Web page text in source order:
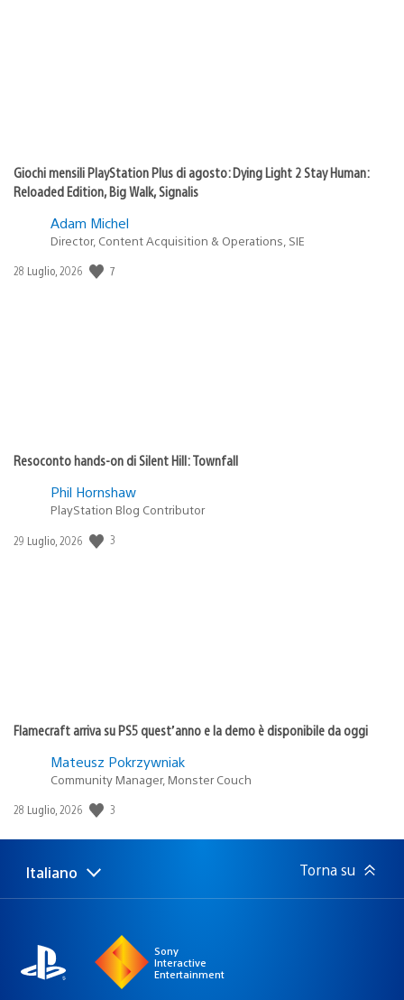
Giochi mensili PlayStation Plus di agosto: Dying Light 2 Stay Human:
Reloaded Edition, Big Walk, Signalis
Adam Michel
Director, Content Acquisition & Operations, SIE
Data
28 Luglio, 2026 7
Resoconto hands-on di Silent Hill: Townfall
Phil Hornshaw
PlayStation Blog Contributor
Data
29 Luglio, 2026 3
Flamecraft arriva su PS5 quest’anno e la demo è disponibile da oggi
Mateusz Pokrzywniak
Community Manager, Monster Couch
Data
pubblicazione:
28 Luglio, 2026 3
Seleziona
Regione
Italiano Torna su
Sony
Interactive
Entertainment